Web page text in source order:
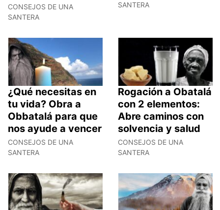
CONSEJOS DE UNA
SANTERA
SANTERA
¿Qué necesitas en
tu vida? Obra a
Obbatalá para que
nos ayude a vencer
CONSEJOS DE UNA
SANTERA
Rogación a Obatalá
con 2 elementos:
Abre caminos con
solvencia y salud
CONSEJOS DE UNA
SANTERA